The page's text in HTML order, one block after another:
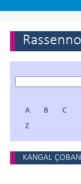
A B C
Z
KANGAL